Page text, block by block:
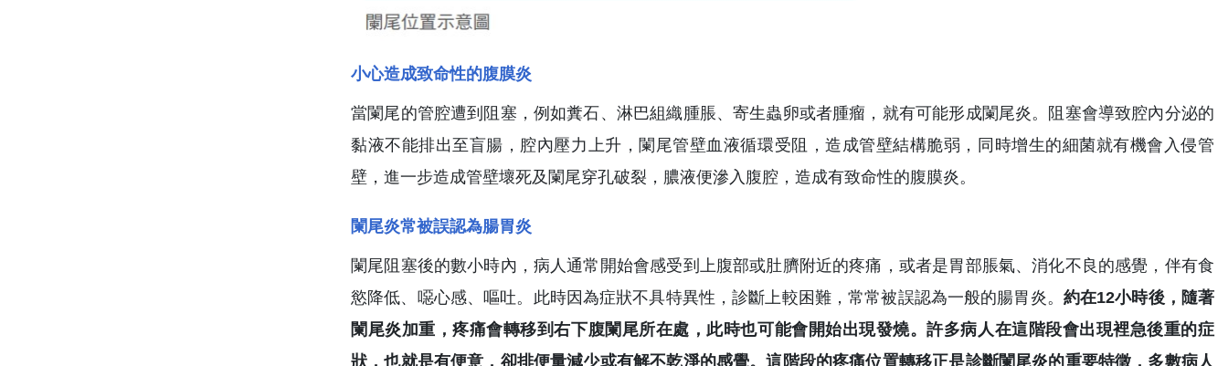
小心造成致命性的腹膜炎
當闌尾的管腔遭到阻塞，例如糞石、淋巴組織腫脹、寄生蟲卵或者腫瘤，就有可能形成闌尾炎。阻塞會導致腔內分泌的
黏液不能排出至盲腸，腔內壓力上升，闌尾管壁血液循環受阻，造成管壁結構脆弱，同時增生的細菌就有機會入侵管
壁，進一步造成管壁壞死及闌尾穿孔破裂，膿液便滲入腹腔，造成有致命性的腹膜炎。
闌尾炎常被誤認為腸胃炎
闌尾阻塞後的數小時內，病人通常開始會感受到上腹部或肚臍附近的疼痛，或者是胃部脹氣、消化不良的感覺，伴有食
慾降低、噁心感、嘔吐。此時因為症狀不具特異性，診斷上較困難，常常被誤認為一般的腸胃炎。 約在12小時後，隨著
闌尾炎加重，疼痛會轉移到右下腹闌尾所在處，此時也可能會開始出現發燒。許多病人在這階段會出現裡急後重的症
狀，也就是有便意，卻排便量減少或有解不乾淨的感覺。這階段的疼痛位置轉移正是診斷闌尾炎的重要特徵，多數病人